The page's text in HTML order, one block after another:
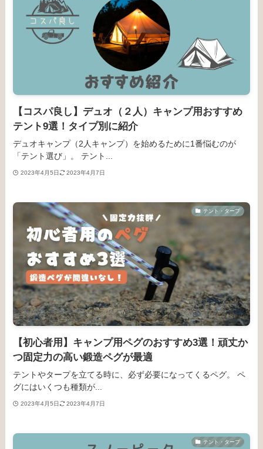
【コスパ良し】デュオ（２人）キャンプ用おすすめ
テント9選！タイプ別に紹介
デュオキャンプ（2人キャンプ）を始めるために1番悩むのが
「テント選び」。 テント...
2023年4月5日 2023年4月7日
テント・タープ
【初心者用】キャンプ用ペグのおすすめ3選！頑丈か
つ固定力の高い鍛造ペグが最適
テントやタープを立てる時に、必ず必要になってくるペグ。 ペ
グにはいくつも種類が...
2023年4月5日 2023年4月7日
テント・タープ